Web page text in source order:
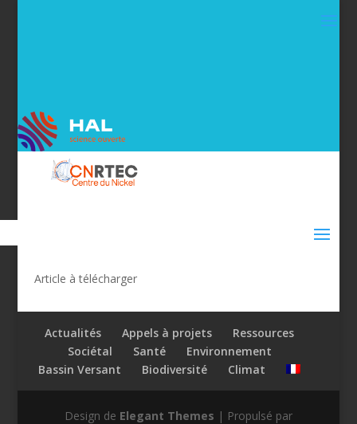
Article à télécharger
Actualités Appels à projets
Ressources
Sociétal
Santé
Environnement
Bassin Versant
Biodiversité Climat
Design de Elegant Themes | Propulsé par